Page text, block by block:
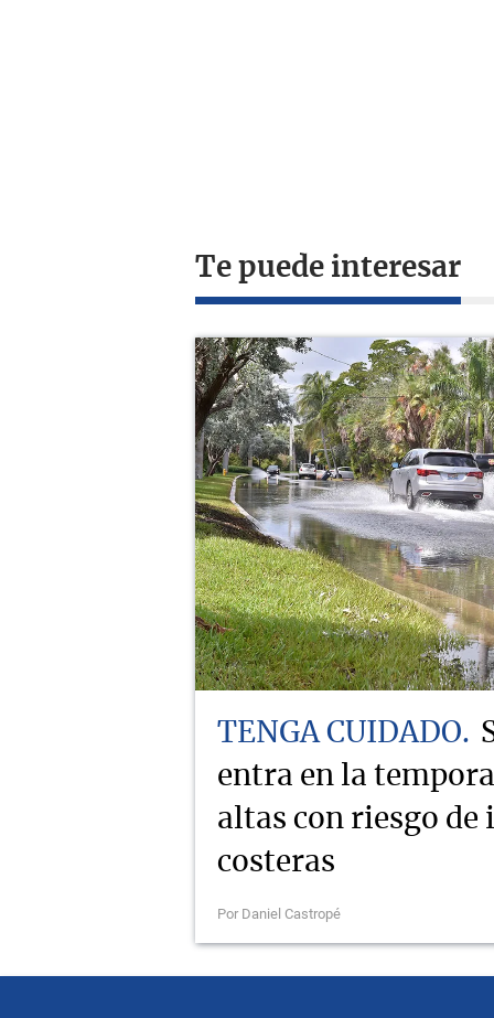
Te puede interesar
TENGA CUIDADO
entra en la
altas con riesgo de
costeras
Por Daniel Castropé